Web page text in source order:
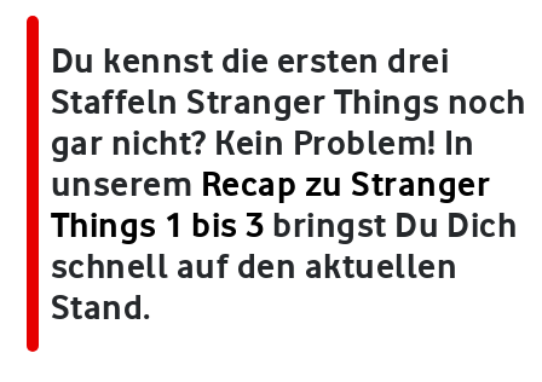
Du kennst die ersten drei
Staffeln Stranger Things noch
gar nicht? Kein Problem! In
unserem Recap zu Stranger
Things 1 bis 3 bringst Du Dich
schnell auf den aktuellen
Stand.